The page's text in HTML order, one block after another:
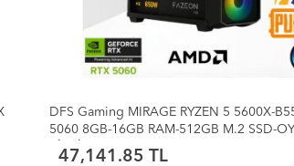
DFS Gaming ECO 78X-RYZEN 7 5700X-
5060 8GB-32GB RAM-1TB M.2 SSD-SIVI
SOĞUTMALI-OYUNCU BİLGİSAYARI
63,828.13 TL